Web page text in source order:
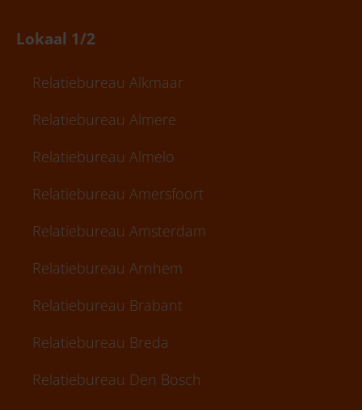
Lokaal 1/2
Relatiebureau Alkmaar
Relatiebureau Almere
Relatiebureau Almelo
Relatiebureau Amersfoort
Relatiebureau Amsterdam
Relatiebureau Arnhem
Relatiebureau Brabant
Relatiebureau Breda
Relatiebureau Den Bosch